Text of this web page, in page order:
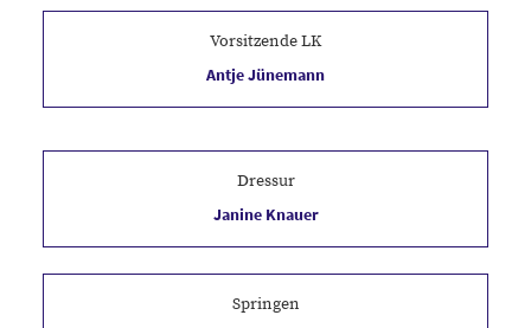
Vorsitzende LK
Antje Jünemann
Dressur
Janine Knauer
Springen